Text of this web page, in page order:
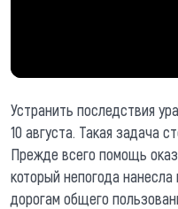
Устранить последствия
10 августа. Такая задача
Прежде всего помощь
который непогода
дорогам общего